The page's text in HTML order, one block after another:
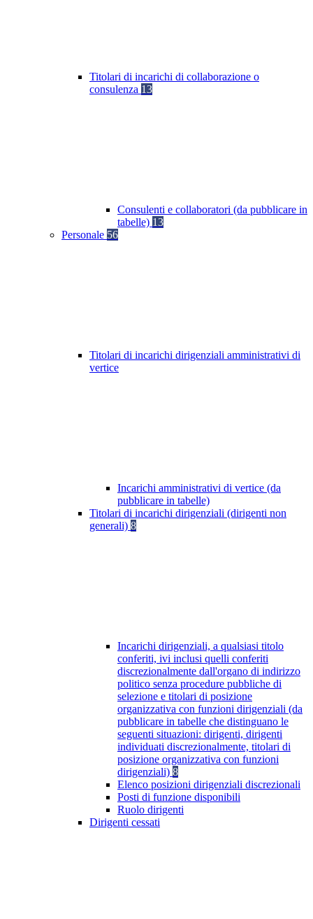
Titolari di incarichi di collaborazione o
consulenza 13
Consulenti e collaboratori (da pubblicare in
tabelle) 13
Personale 56
Titolari di incarichi dirigenziali amministrativi di
vertice
Incarichi amministrativi di vertice (da
pubblicare in tabelle)
Titolari di incarichi dirigenziali (dirigenti non
generali) 8
Incarichi dirigenziali, a qualsiasi titolo
conferiti, ivi inclusi quelli conferiti
discrezionalmente dall'organo di indirizzo
politico senza procedure pubbliche di
selezione e titolari di posizione
organizzativa con funzioni dirigenziali (da
pubblicare in tabelle che distinguano le
seguenti situazioni: dirigenti, dirigenti
individuati discrezionalmente, titolari di
posizione organizzativa con funzioni
dirigenziali) 8
Elenco posizioni dirigenziali discrezionali
Posti di funzione disponibili
Ruolo dirigenti
Dirigenti cessati